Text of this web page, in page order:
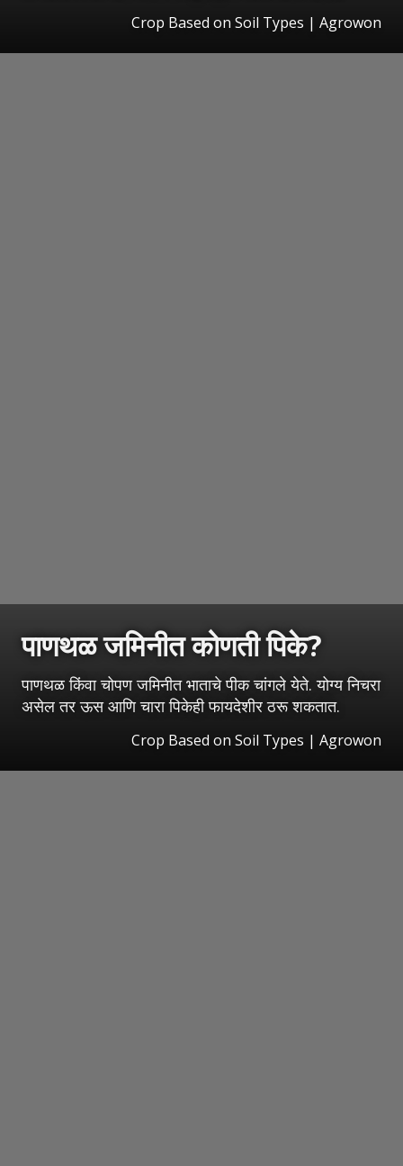
Crop Based on Soil Types | Agrowon
पाणथळ जमिनीत कोणती पिके?
पाणथळ किंवा चोपण जमिनीत भाताचे पीक चांगले येते. योग्य निचरा
असेल तर ऊस आणि चारा पिकेही फायदेशीर ठरू शकतात.
Crop Based on Soil Types | Agrowon